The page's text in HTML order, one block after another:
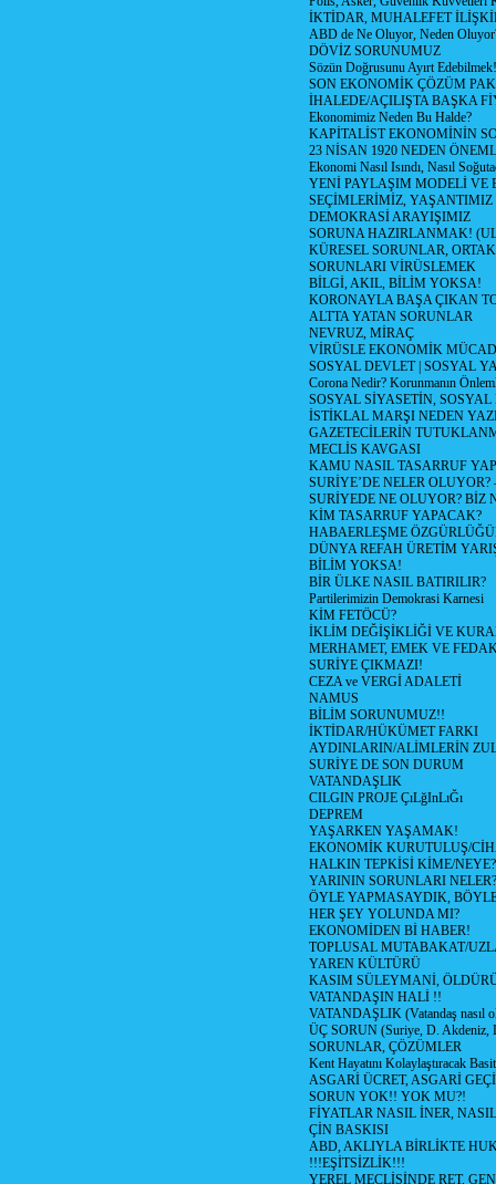
İKTİDAR, MUHALEFET
ABD de Ne Oluyor, Neden
DÖVİZ SORUNUMUZ
Sözün Doğrusunu Ayırt Edebilmek!
SON EKONOMİK ÇÖZÜM
İHALEDE/AÇILIŞTA BAŞKA
Ekonomimiz Neden Bu Halde?
KAPİTALİST EKONOMİNİN
23 NİSAN 1920 NEDEN
Ekonomi Nasıl Isındı, Nasıl
YENİ PAYLAŞIM MODELİ VE
SEÇİMLERİMİZ, YAŞANTIMIZ
DEMOKRASİ ARAYIŞIMIZ
SORUNA HAZIRLANMAK!
KÜRESEL SORUNLAR,
SORUNLARI VİRÜSLEMEK
BİLGİ, AKIL, BİLİM YOKSA!
KORONAYLA BAŞA ÇIKAN
ALTTA YATAN SORUNLAR
NEVRUZ, MİRAÇ
VİRÜSLE EKONOMİK
SOSYAL DEVLET | SOSYAL
Corona Nedir? Korunmanın
SOSYAL SİYASETİN,
İSTİKLAL MARŞI NEDEN
GAZETECİLERİN
MECLİS KAVGASI
KAMU NASIL TASARRUF
SURİYE’DE NELER OLUYOR?
SURİYEDE NE OLUYOR? BİZ
KİM TASARRUF YAPACAK?
HABAERLEŞME
DÜNYA REFAH ÜRETİM
BİLİM YOKSA!
BİR ÜLKE NASIL BATIRILIR?
Partilerimizin Demokrasi Karnesi
KİM FETÖCÜ?
İKLİM DEĞİŞİKLİĞİ VE
MERHAMET, EMEK VE
SURİYE ÇIKMAZI!
CEZA ve VERGİ ADALETİ
NAMUS
BİLİM SORUNUMUZ!!
İKTİDAR/HÜKÜMET FARKI
AYDINLARIN/ALİMLERİN
SURİYE DE SON DURUM
VATANDAŞLIK
CILGIN PROJE ÇıLğInLıĞı
DEPREM
YAŞARKEN YAŞAMAK!
EKONOMİK KURUTULUŞ/
HALKIN TEPKİSİ KİME/NEYE?
YARININ SORUNLARI NELER?
ÖYLE YAPMASAYDIK,
HER ŞEY YOLUNDA MI?
EKONOMİDEN Bİ HABER!
TOPLUSAL MUTABAKAT/
YAREN KÜLTÜRÜ
KASIM SÜLEYMANİ,
VATANDAŞIN HALİ !!
VATANDAŞLIK (Vatandaş nasıl
ÜÇ SORUN (Suriye, D. Akdeniz,
SORUNLAR, ÇÖZÜMLER
Kent Hayatını Kolaylaştıracak
ASGARİ ÜCRET, ASGARİ
SORUN YOK!! YOK MU?!
FİYATLAR NASIL İNER,
ÇİN BASKISI
ABD, AKLIYLA BİRLİKTE
!!!EŞİTSİZLİK!!!
YEREL MECLİSİNDE RET,